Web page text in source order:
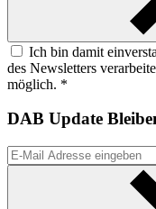
Ich bin damit
des Newsletters
möglich. *
DAB Update